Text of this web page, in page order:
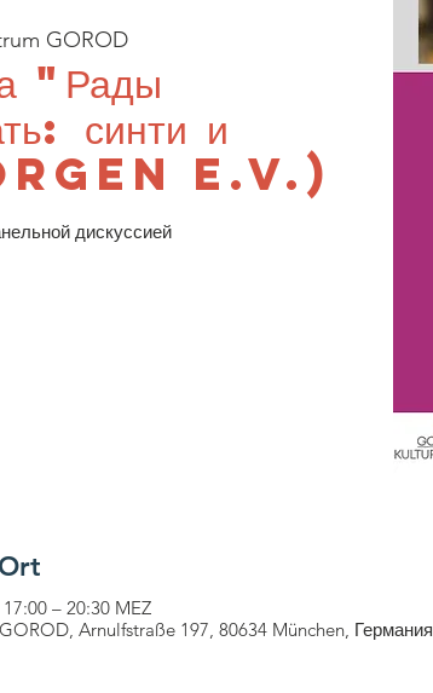
GOROD
"Рады
синти и
e.V.)
дискуссией
– 20:30 MEZ
Arnulfstraße 197, 80634 München, Германия